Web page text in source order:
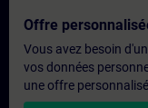
Offre
Vous avez besoin
vos données
une offre